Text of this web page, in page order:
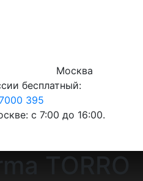
бесплатный:
395
с 7:00 до 16:00.
Москва
TORRO